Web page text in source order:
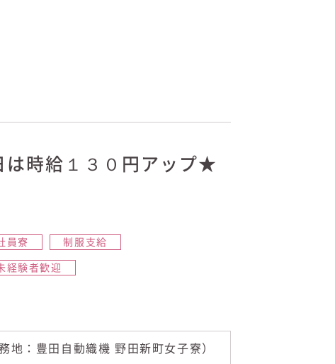
は時給１３０円アップ★
員寮 制服支給
経験者歓迎
地：豊田自動織機 野田新町女子寮）